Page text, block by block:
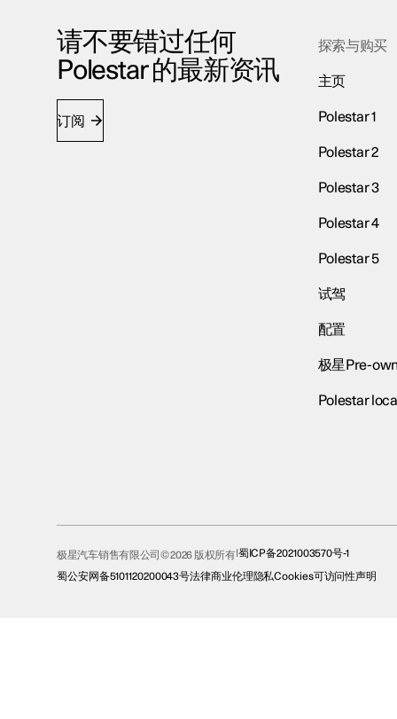
请不要错过任何
Polestar 的最新资讯
订阅
探索与购买
主页
Polestar 1
Polestar 2
Polestar 3
Polestar 4
Polestar 5
试驾
配置
极星Pre-
Polestar
极星汽车销售有限公司© 2026 版权所有 蜀ICP备2021003570号-1
蜀公安网备5101120200043号法律商业伦理 隐私Cookies可访问性声明